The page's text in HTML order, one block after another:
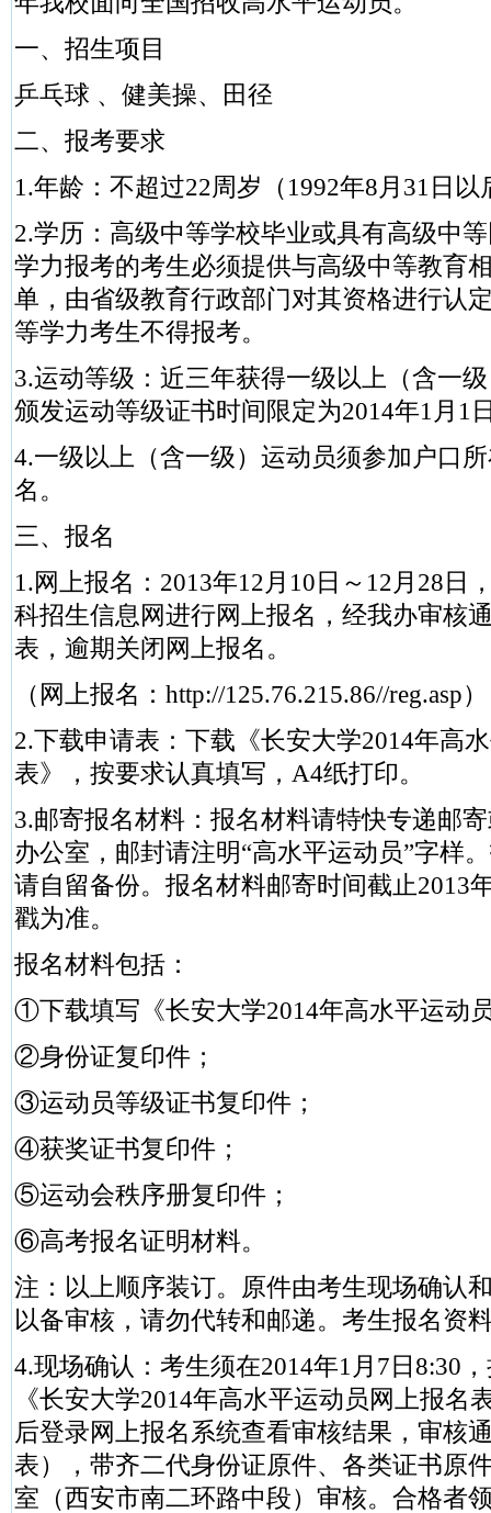
一、招生项目
乒乓球 、健美操、田径
二、报考要求
1.年龄：不超过22周岁（1992年8月31日以
2.学历：高级中等学校毕业或具有高级中
学力报考的考生必须提供与高级中等教育
单，由省级教育行政部门对其资格进行认
等学力考生不得报考。
3.运动等级：近三年获得一级以上（含一
颁发运动等级证书时间限定为2014年1月1
4.一级以上（含一级）运动员须参加户口
名。
三、报名
1.网上报名：2013年12月10日～12月28日
科招生信息网进行网上报名，经我办审核
表，逾期关闭网上报名。
（网上报名：http://125.76.215.86//reg.asp）
2.下载申请表：下载《长安大学2014年高
表》，按要求认真填写，A4纸打印。
3.邮寄报名材料：报名材料请特快专递邮
办公室，邮封请注明“高水平运动员”字样
请自留备份。报名材料邮寄时间截止2013
戳为准。
报名材料包括：
①下载填写《长安大学2014年高水平运动
②身份证复印件；
③运动员等级证书复印件；
④获奖证书复印件；
⑤运动会秩序册复印件；
⑥高考报名证明材料。
注：以上顺序装订。原件由考生现场确认
以备审核，请勿代转和邮递。考生报名资
4.现场确认：考生须在2014年1月7日8:30
《长安大学2014年高水平运动员网上报名
后登录网上报名系统查看审核结果，审核
表），带齐二代身份证原件、各类证书原
室（西安市南二环路中段）审核。合格者